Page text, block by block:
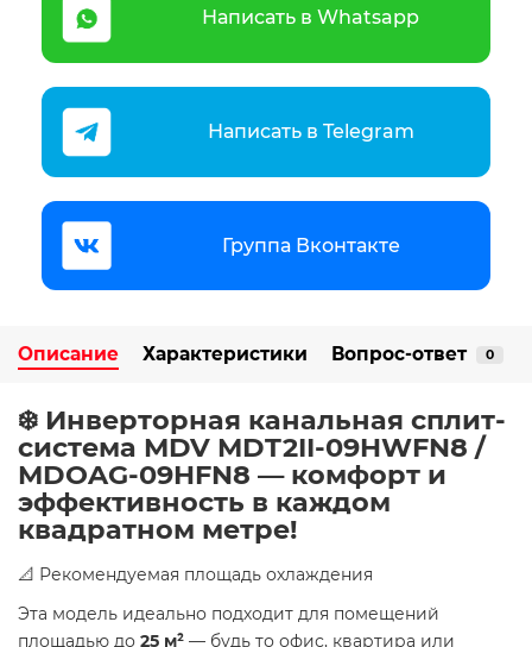
Написать в Whatsapp
Написать в Telegram
Группа Вконтакте
Описание Характеристики Вопрос-ответ 0
❄️ Инверторная канальная сплит-
система MDV MDT2II-09HWFN8 /
MDOAG-09HFN8 — комфорт и
эффективность в каждом
квадратном метре!
📐 Рекомендуемая площадь охлаждения
Эта модель идеально подходит для помещений
площадью до 25 м² — будь то офис, квартира или